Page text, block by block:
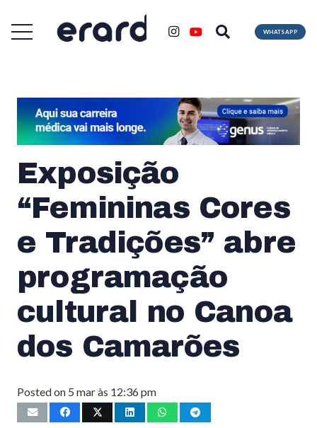
WHATSAPP
Exposição
“Femininas Cores
e Tradições” abre
programação
cultural no Canoa
dos Camarões
Posted on 5 mar às 12:36 pm